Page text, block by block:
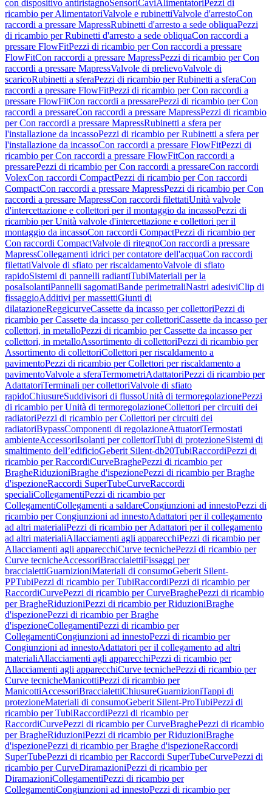
con dispositivo antiristagnoSensoriCaviAlimentatori Pezzi di
ricambio per AlimentatoriValvole e rubinettiValvole d'arrestoCon
raccordi a pressare MapressRubinetti d'arresto a sede obliquaPezzi
di ricambio per Rubinetti d'arresto a sede obliquaCon raccordi a
pressare FlowFitPezzi di ricambio per Con raccordi a pressare
FlowFitCon raccordi a pressare MapressPezzi di ricambio per Con
raccordi a pressare MapressValvole di prelievoValvole di
scaricoRubinetti a sferaPezzi di ricambio per Rubinetti a sferaCon
raccordi a pressare FlowFitPezzi di ricambio per Con raccordi a
pressare FlowFitCon raccordi a pressarePezzi di ricambio per Con
raccordi a pressareCon raccordi a pressare MapressPezzi di ricambio
per Con raccordi a pressare MapressRubinetti a sfera per
l'installazione da incassoPezzi di ricambio per Rubinetti a sfera per
l'installazione da incassoCon raccordi a pressare FlowFitPezzi di
ricambio per Con raccordi a pressare FlowFitCon raccordi a
pressarePezzi di ricambio per Con raccordi a pressareCon raccordi
VolexCon raccordi CompactPezzi di ricambio per Con raccordi
CompactCon raccordi a pressare MapressPezzi di ricambio per Con
raccordi a pressare MapressCon raccordi filettatiUnità valvole
d'intercettazione e collettori per il montaggio da incassoPezzi di
ricambio per Unità valvole d'intercettazione e collettori per il
montaggio da incassoCon raccordi CompactPezzi di ricambio per
Con raccordi CompactValvole di ritegnoCon raccordi a pressare
MapressCollegamenti idrici per contatore dell'acquaCon raccordi
filettatiValvole di sfiato per riscaldamentoValvole di sfiato
rapidoSistemi di pannelli radiantiTubiMateriali per la
posaIsolantiPannelli sagomatiBande perimetraliNastri adesiviClip di
fissaggioAdditivi per massettiGiunti di
dilatazioneReggicurveCassette da incasso per collettoriPezzi di
ricambio per Cassette da incasso per collettoriCassette da incasso per
collettori, in metalloPezzi di ricambio per Cassette da incasso per
collettori, in metalloAssortimento di collettoriPezzi di ricambio per
Assortimento di collettoriCollettori per riscaldamento a
pavimentoPezzi di ricambio per Collettori per riscaldamento a
pavimentoValvole a sferaTermometriAdattatoriPezzi di ricambio per
AdattatoriTerminali per collettoriValvole di sfiato
rapidoChiusureSuddivisori di flussoUnità di termoregolazionePezzi
di ricambio per Unità di termoregolazioneCollettori per circuiti dei
radiatoriPezzi di ricambio per Collettori per circuiti dei
radiatoriBypassComponenti di regolazioneAttuatoriTermostati
ambienteAccessoriIsolanti per collettoriTubi di protezioneSistemi di
smaltimento dell’edificioGeberit Silent-db20TubiRaccordiPezzi di
ricambio per RaccordiCurveBraghePezzi di ricambio per
BragheRiduzioniBraghe d'ispezionePezzi di ricambio per Braghe
d'ispezioneRaccordi SuperTubeCurveRaccordi
specialiCollegamentiPezzi di ricambio per
CollegamentiCollegamenti a saldareCongiunzioni ad innestoPezzi di
ricambio per Congiunzioni ad innestoAdattatori per il collegamento
ad altri materialiPezzi di ricambio per Adattatori per il collegamento
ad altri materialiAllacciamenti agli apparecchiPezzi di ricambio per
Allacciamenti agli apparecchiCurve tecnichePezzi di ricambio per
Curve tecnicheAccessoriBraccialettiFissaggi per
braccialettiGuarnizioniMateriali di consumoGeberit Silent-
PPTubiPezzi di ricambio per TubiRaccordiPezzi di ricambio per
RaccordiCurvePezzi di ricambio per CurveBraghePezzi di ricambio
per BragheRiduzioniPezzi di ricambio per RiduzioniBraghe
d'ispezionePezzi di ricambio per Braghe
d'ispezioneCollegamentiPezzi di ricambio per
CollegamentiCongiunzioni ad innestoPezzi di ricambio per
Congiunzioni ad innestoAdattatori per il collegamento ad altri
materialiAllacciamenti agli apparecchiPezzi di ricambio per
Allacciamenti agli apparecchiCurve tecnichePezzi di ricambio per
Curve tecnicheManicottiPezzi di ricambio per
ManicottiAccessoriBraccialettiChiusureGuarnizioniTappi di
protezioneMateriali di consumoGeberit Silent-ProTubiPezzi di
ricambio per TubiRaccordiPezzi di ricambio per
RaccordiCurvePezzi di ricambio per CurveBraghePezzi di ricambio
per BragheRiduzioniPezzi di ricambio per RiduzioniBraghe
d'ispezionePezzi di ricambio per Braghe d'ispezioneRaccordi
SuperTubePezzi di ricambio per Raccordi SuperTubeCurvePezzi di
ricambio per CurveDiramazioniPezzi di ricambio per
DiramazioniCollegamentiPezzi di ricambio per
CollegamentiCongiunzioni ad innestoPezzi di ricambio per